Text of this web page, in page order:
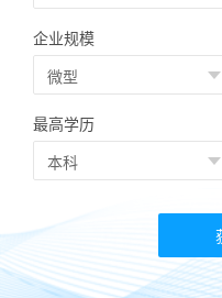
企业规模
最高学历